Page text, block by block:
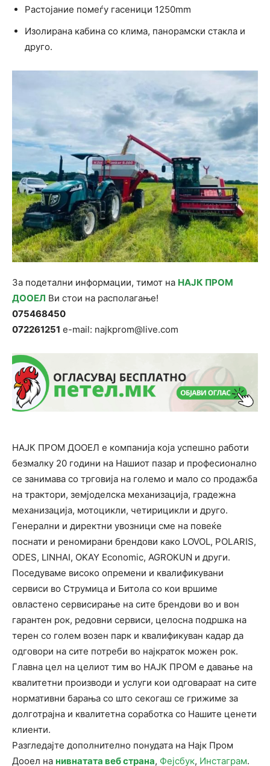
Растојание помеѓу гасеници 1250mm
Изолирана кабина со клима, панорамски стакла и
друго.
За подетални информации, тимот на НАЈК ПРОМ
ДООЕЛ Ви стои на располагање!
075468450
072261251 e-mail: najkprom@live.com
НАЈК ПРОМ ДООЕЛ е компанија која успешно работи
безмалку 20 години на Нашиот пазар и професионално
се занимава со трговија на големо и мало со продажба
на трактори, земјоделска механизација, градежна
механизација, мотоцикли, четирицикли и друго.
Генерални и директни увозници сме на повеќе
поснати и реномирани брендови како LOVOL, POLARIS,
ODES, LINHAI, OKAY Economic, AGROKUN и други.
Поседуваме високо опремени и квалификувани
сервиси во Струмица и Битола со кои вршиме
овластено сервисирање на сите брендови во и вон
гарантен рок, редовни сервиси, целосна подршка на
терен со голем возен парк и квалификуван кадар да
одговори на сите потреби во најкраток можен рок.
Главна цел на целиот тим во НАЈК ПРОМ е давање на
квалитетни производи и услуги кои одговараат на сите
нормативни барања со што секогаш се грижиме за
долготрајна и квалитетна соработка со Нашите ценети
клиенти.
Разгледајте дополнително понудата на Најк Пром
Дооел на нивнатата веб страна, Фејсбук, Инстаграм.